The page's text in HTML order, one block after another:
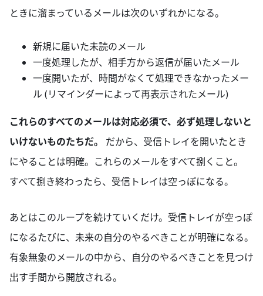
ときに溜まっているメールは次のいずれかになる。
新規に届いた未読のメール
一度処理したが、相手方から返信が届いたメール
一度開いたが、時間がなくて処理できなかったメー
ル (リマインダーによって再表示されたメール)
これらのすべてのメールは対応必須で、必ず処理しないと
いけないものたちだ。
だから、受信トレイを開いたとき
にやることは明確。これらのメールをすべて捌くこと。
すべて捌き終わったら、受信トレイは空っぽになる。
あとはこのループを続けていくだけ。受信トレイが空っぽ
になるたびに、未来の自分のやるべきことが明確になる。
有象無象のメールの中から、自分のやるべきことを見つけ
出す手間から開放される。